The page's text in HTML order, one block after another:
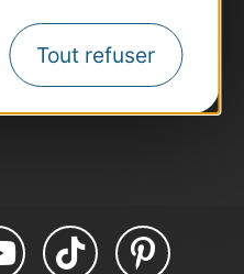
Tout refuser
recevoir des
et de sorties.